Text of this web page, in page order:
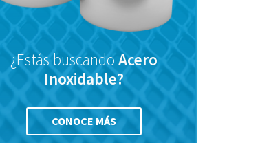
¿Estás buscandoAcero
Inoxidable?
CONOCE MÁS